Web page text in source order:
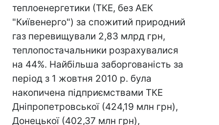
теплоенергетики (ТКЕ, без АЕК
"Київенерго") за спожитий природний
газ перевищували 2,83 млрд грн,
теплопостачальники розрахувалися
на 44%. Найбільша заборгованість за
період з 1 жовтня 2010 р. була
накопичена підприємствами ТКЕ
Дніпропетровської (424,19 млн грн),
Донецької (402,37 млн грн),